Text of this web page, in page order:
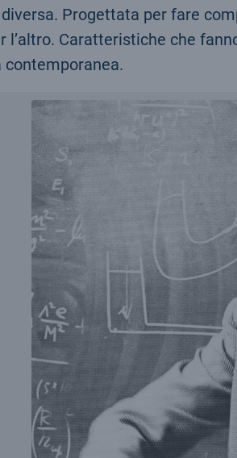
Progettata per fare
Caratteristiche che